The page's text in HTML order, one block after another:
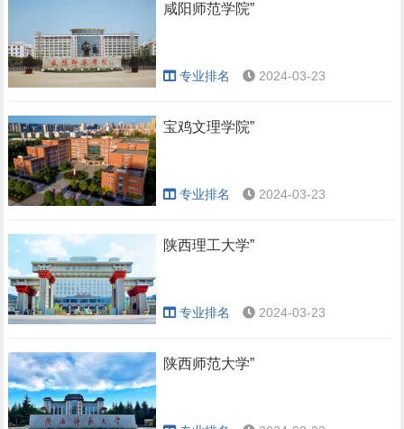
咸阳师范学院”
专业排名 2024-03-23
宝鸡文理学院”
专业排名 2024-03-23
陕西理工大学”
专业排名 2024-03-23
陕西师范大学”